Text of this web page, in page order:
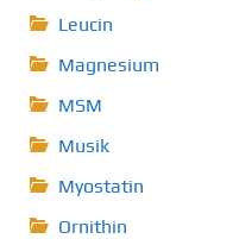
Leucin
Magnesium
MSM
Musik
Myostatin
Ornithin